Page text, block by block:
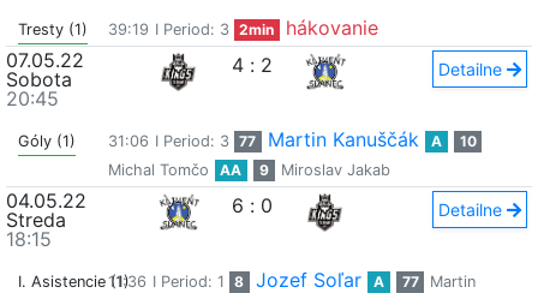
Tresty (1) 39:19 I Period: 3 2min
hákovanie
07.05.22
Sobota
20:45
4 : 2 Detailne
Góly (1) 31:06 I Period: 3 77 Martin Kanuščák A
10
Michal Tomčo
AA 9 Miroslav Jakab
04.05.22
Streda
18:15
6 : 0 Detailne
I. Asistencie (1)
11:36 I Period: 1 8 Jozef Soľar A 77
Martin